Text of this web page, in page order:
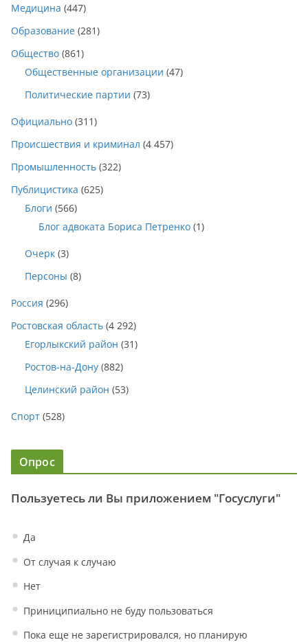
Медицина (447)
Образование (281)
Общество (861)
Общественные организации (47)
Политические партии (73)
Официально (311)
Происшествия и криминал (4 457)
Промышленность (322)
Публицистика (625)
Блоги (566)
Блог адвоката Бориса Петренко (1)
Очерк (3)
Персоны (8)
Россия (296)
Ростовская область (4 292)
Егорлыкский район (31)
Ростов-на-Дону (882)
Целинский район (53)
Спорт (528)
Опрос
Пользуетесь ли Вы приложением "Госуслуги"
Да
От случая к случаю
Нет
Приниципиально не буду пользоваться
Пока еще не зарегистрировался, но планирую